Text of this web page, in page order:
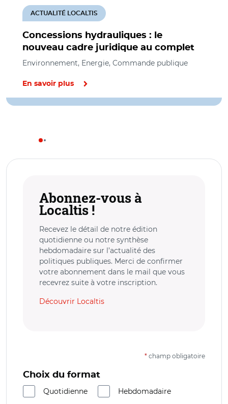
Concessions hydrauliques : le
nouveau cadre juridique au complet
ACTUALITÉ LOCALTIS
Environnement, Energie, Commande publique
En savoir plus
Abonnez-vous à
Localtis !
Recevez le détail de notre édition
quotidienne ou notre synthèse
hebdomadaire sur l’actualité des
politiques publiques. Merci de confirmer
votre abonnement dans le mail que vous
recevrez suite à votre inscription.
Découvrir Localtis
* champ obligatoire
Choix du format
Quotidienne
Hebdomadaire